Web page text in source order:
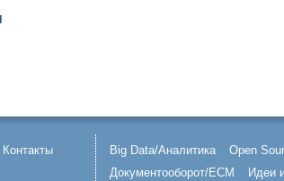
Контакты Big Data/Аналитика Open
Документооборот/ECM
Идеи